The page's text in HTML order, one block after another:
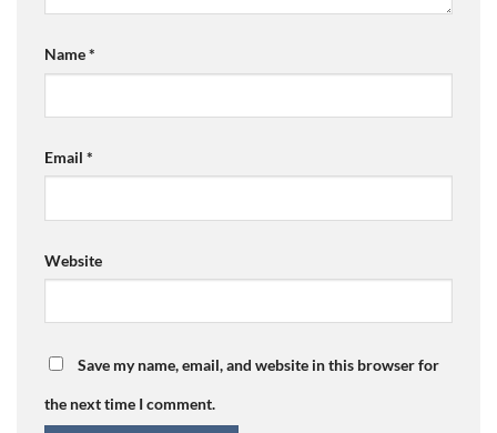
Name*
Email *
Website
Save my name, email, and website in this browser for
the next time I comment.